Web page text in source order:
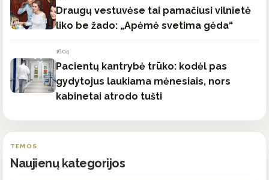
Draugų vestuvėse tai pamačiusi vilnietė
liko be žado: „Apėmė svetima gėda“
16:04
Pacientų kantrybė trūko: kodėl pas
gydytojus laukiama mėnesiais, nors
kabinetai atrodo tušti
TEMOS
Naujienų kategorijos